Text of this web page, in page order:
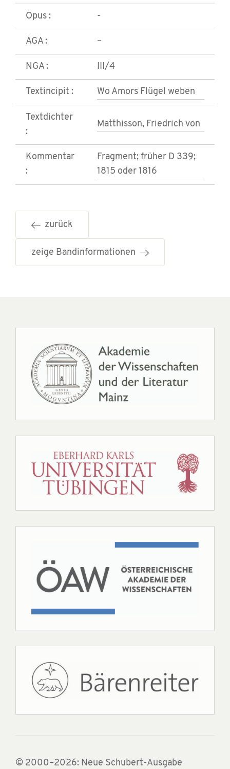
Opus : -
AGA : –
NGA : III/4
Textincipit : Wo Amors Flügel weben
Textdichter
:
Matthisson, Friedrich von
Kommentar
:
Fragment; früher D 339;
1815 oder 1816
zurück
zeige Bandinformationen
© 2000–2026: Neue Schubert-Ausgabe